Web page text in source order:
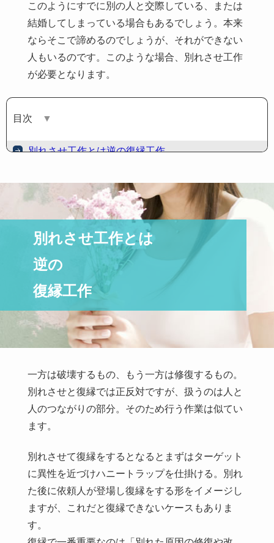
このようにすでに別の人と交際している、または
結婚してしまっている場合もあるでしょう。本来
ならそこで諦めるのでしょうが、それができない
人もいるのです。このような場合、別れさせ工作
が必要となります。
目次 ▼
別れさせ工作とは逆の復縁工作
復縁を目指す上で重要なポイント
復縁したい相手とは連絡が取れるのかどうか
別れた後の関係性。アプローチよりも前に修復作業を
別れた経緯や時期
交際相手の身元は分かっているのか
復縁したい相手との実質的な距離
対処次第でよりを戻せる可能性はある
復縁したいけどすでに交際相手がいる
夫婦をやり直したい「夫婦再生」の方法
別れさせ工作は夫婦再生の第一歩。川崎市女性
復縁と別れさせを同時並行で行う
同棲カップルを別れさせて復縁したい。名古屋市女性
無料相談窓口
別れさせ工作とは
逆の
復縁工作
一方は破壊するもの、もう一方は修復するもの。
別れさせと復縁では正反対ですが、扱うのは人と
人のつながりの部分。そのため行う作業は似てい
ます。
別れさせて復縁をするとなるとまずはターゲット
に異性を近づけハニートラップを仕掛ける。別れ
た後に依頼人が登場し復縁をする形をイメージし
ますが、これだと復縁できないケースもありま
す。